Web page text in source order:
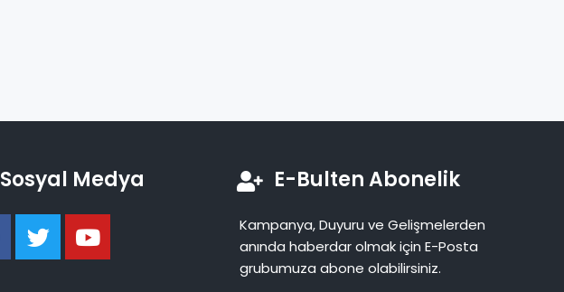
Sosyal Medya E-Bulten Abonelik
Kampanya, Duyuru ve Gelişmelerden
anında haberdar olmak için E-Posta
grubumuza abone olabilirsiniz.